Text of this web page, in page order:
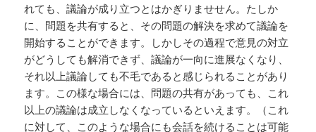
れても、議論が成り立つとはかぎりませせん。たしか
に、問題を共有すると、その問題の解決を求めて議論を
開始することができます。しかしその過程で意見の対立
がどうしても解消できず、議論が一向に進展なくなり、
それ以上議論しても不毛であると感じられることがあり
ます。この様な場合には、問題の共有があっても、これ
以上の議論は成立しなくなっているといえます。（これ
に対して、このような場合にも会話を続けることは可能